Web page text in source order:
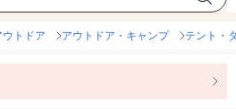
トドア アウトドア・キャンプ テント・